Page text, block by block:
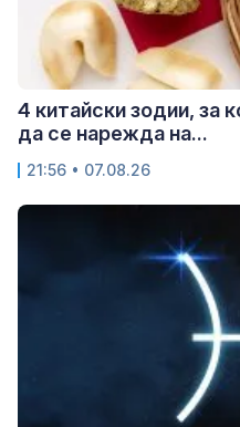
4 китайски зодии, за
да се нарежда на...
21:56 • 07.08.26